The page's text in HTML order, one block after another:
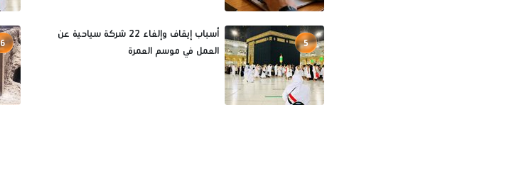
5
أسباب إيقاف وإلغاء 22 شركة سياحية عن
العمل في موسم العمرة
6